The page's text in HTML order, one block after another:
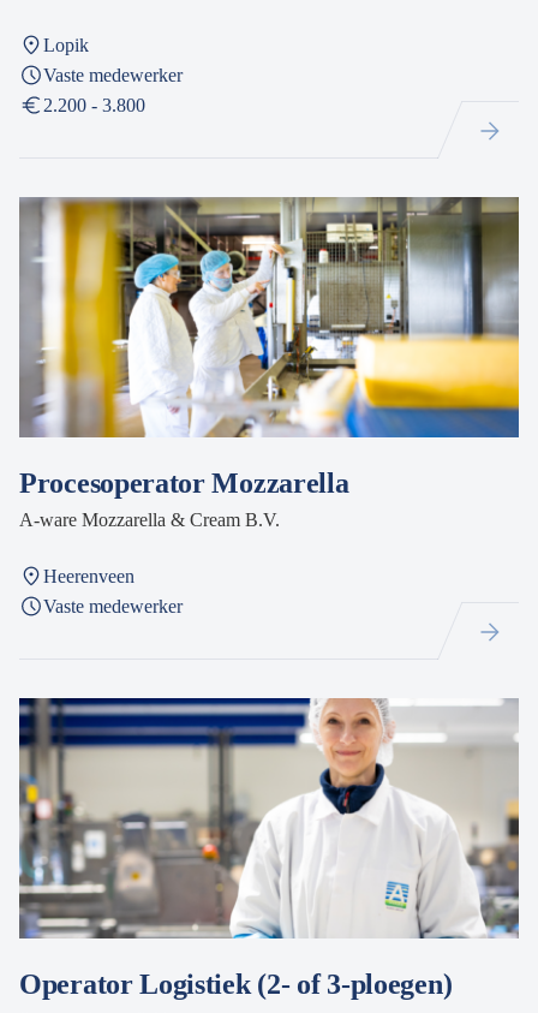
Lopik
Vaste medewerker
2.200 - 3.800
Procesoperator Mozzarella
A-ware Mozzarella & Cream B.V.
Heerenveen
Vaste medewerker
Operator Logistiek (2- of 3-ploegen)